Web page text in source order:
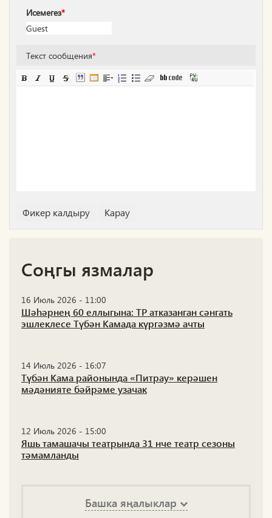
Исемегез*
Текст сообщения*
Соңгы язмалар
16 Июль 2026 - 11:00
Шәһәрнең 60 еллыгына: ТР атказанган сәнгать
эшлеклесе Түбән Камада күргәзмә ачты
14 Июль 2026 - 16:07
Түбән Кама районында «Питрау» керәшен
мәдәнияте бәйрәме узачак
12 Июль 2026 - 15:00
Яшь тамашачы театрында 31 нче театр сезоны
тәмамланды
Башка яңалыклар